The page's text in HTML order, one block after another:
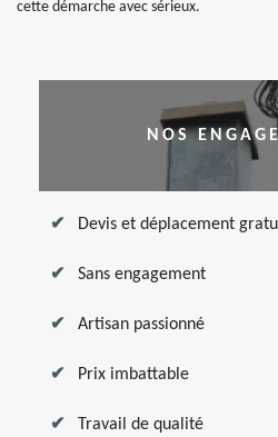
cette démarche avec sérieux.
NOS
Devis et déplacement
Sans engagement
Artisan passionné
Prix imbattable
Travail de qualité